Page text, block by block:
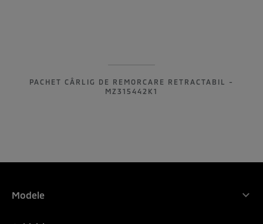
PACHET CÂRLIG DE REMORCARE RETRACTABIL -
MZ315442K1
Modele